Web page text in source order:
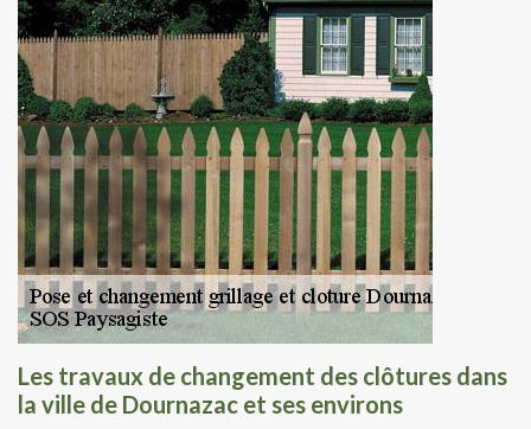
Les travaux de changement des clôtures dans
la ville de Dournazac et ses environs